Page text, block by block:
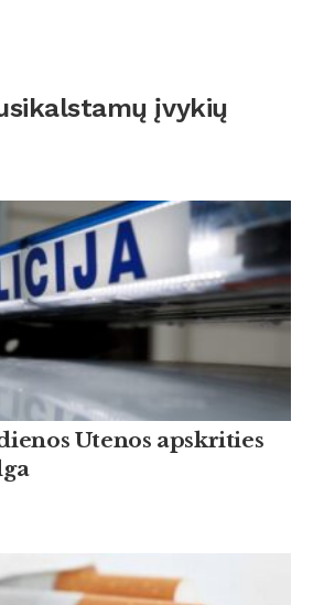
įvykių
Utenos apskrities